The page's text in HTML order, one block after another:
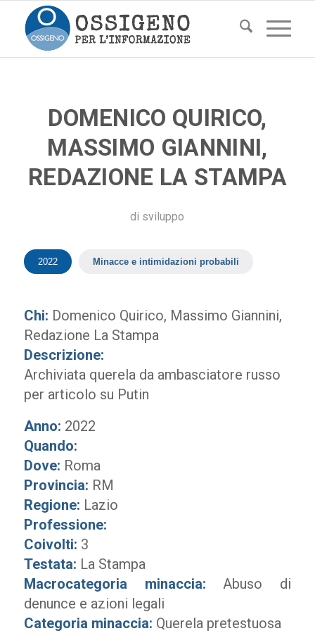
DOMENICO QUIRICO,
MASSIMO GIANNINI,
REDAZIONE LA STAMPA
di sviluppo
2022 Minacce e intimidazioni probabili
Chi: Domenico Quirico, Massimo Giannini,
Redazione La Stampa
Descrizione:
Archiviata querela da ambasciatore russo
per articolo su Putin
Anno: 2022
Quando:
Dove: Roma
Provincia: RM
Regione: Lazio
Professione:
Coivolti: 3
Testata: La Stampa
Macrocategoria minaccia: Abuso di
denunce e azioni legali
Categoria minaccia: Querela pretestuosa